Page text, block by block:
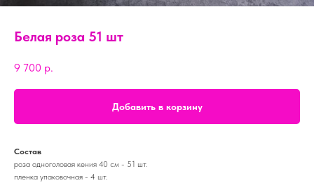
Белая роза 51 шт
9 700 р.
Добавить в корзину
Состав
роза одноголовая кения 40 см - 51 шт.
пленка упаковочная - 4 шт.